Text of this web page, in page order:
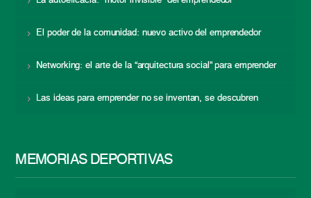
El poder de la comunidad: nuevo activo del emprendedor
Networking: el arte de la “arquitectura social” para emprender
Las ideas para emprender no se inventan, se descubren
MEMORIAS DEPORTIVAS